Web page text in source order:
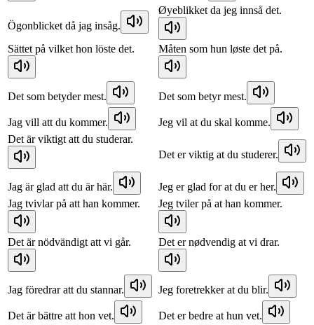
Ögonblicket då jag insåg.
Øyeblikket da jeg innså det.
Sättet på vilket hon löste det. Måten som hun løste det på.
Det som betyder mest. Det som betyr mest.
Jag vill att du kommer.
Jeg vil at du skal komme.
Det är viktigt att du studerar.
Det er viktig at du studerer.
Jag är glad att du är här.
Jeg er glad for at du er her.
Jag tvivlar på att han kommer.
Jeg tviler på at han kommer.
Det är nödvändigt att vi går. Det er nødvendig at vi drar.
Jag föredrar att du stannar. Jeg foretrekker at du blir.
Det är bättre att hon vet.
Det er bedre at hun vet.